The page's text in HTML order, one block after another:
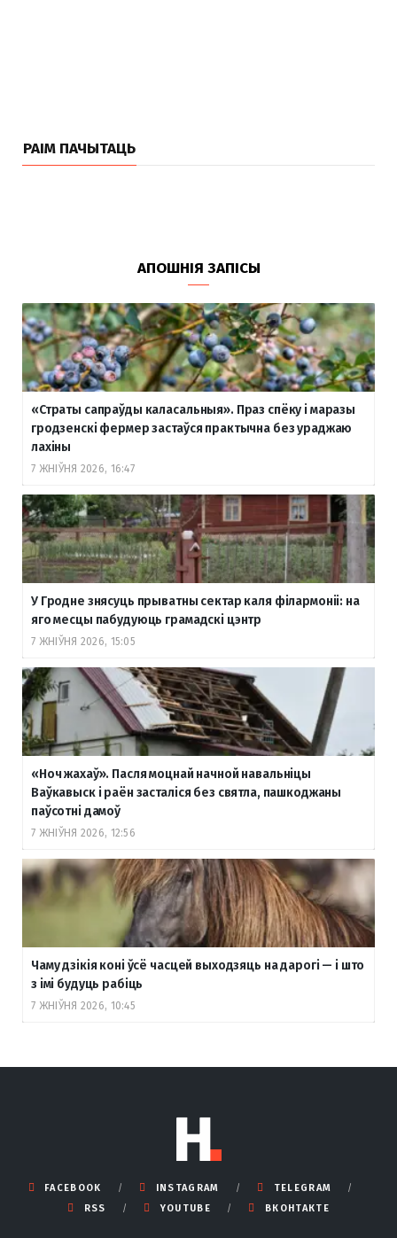
РАІМ ПАЧЫТАЦЬ
АПОШНІЯ ЗАПІСЫ
«Страты сапраўды каласальныя». Праз спёку і маразы
гродзенскі фермер застаўся практычна без ураджаю
лахіны
7 ЖНІЎНЯ 2026, 16:47
У Гродне знясуць прыватны сектар каля філармоніі: на
яго месцы пабудуюць грамадскі цэнтр
7 ЖНІЎНЯ 2026, 15:05
«Ноч жахаў». Пасля моцнай начной навальніцы
Ваўкавыск і раён засталіся без святла, пашкоджаны
паўсотні дамоў
7 ЖНІЎНЯ 2026, 12:56
Чаму дзікія коні ўсё часцей выходзяць на дарогі — і што
з імі будуць рабіць
7 ЖНІЎНЯ 2026, 10:45
FACEBOOK INSTAGRAM
TELEGRAM
RSS
YOUTUBE ВКОНТАКТЕ